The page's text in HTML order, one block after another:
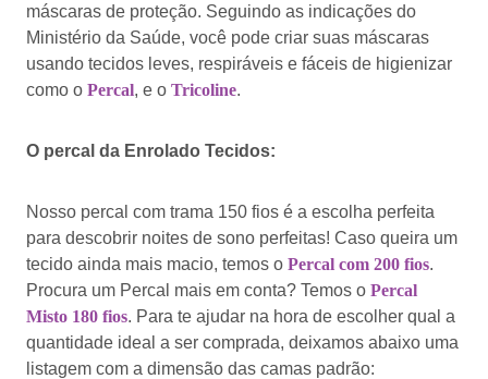
máscaras de proteção. Seguindo as indicações do
Ministério da Saúde, você pode criar suas máscaras
usando tecidos leves, respiráveis e fáceis de higienizar
como o Percal, e o Tricoline.
O percal da Enrolado Tecidos:
Nosso percal com trama 150 fios é a escolha perfeita
para descobrir noites de sono perfeitas! Caso queira um
tecido ainda mais macio, temos o Percal com 200 fios.
Procura um Percal mais em conta? Temos o Percal
Misto 180 fios. Para te ajudar na hora de escolher qual a
quantidade ideal a ser comprada, deixamos abaixo uma
listagem com a dimensão das camas padrão: